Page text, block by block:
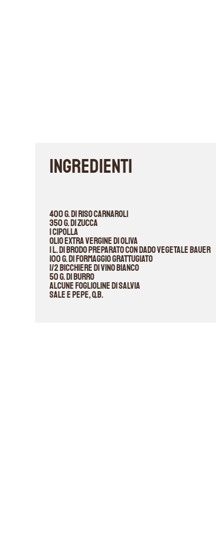
INGREDIENTI
400 g. di riso Carnaroli
350 g. di zucca
1 cipolla
Olio extra vergine di oliva
1 l. di brodo preparato con Dado Vegetale Bauer
100 g. di formaggio grattugiato
1/2 bicchiere di vino bianco
50 g. di burro
Alcune foglioline di salvia
Sale e pepe, q.b.